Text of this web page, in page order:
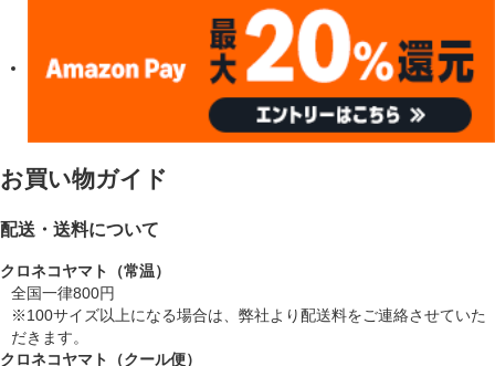
お買い物ガイド
配送・送料について
クロネコヤマト（常温）
全国一律800円
※100サイズ以上になる場合は、弊社より配送料をご連絡させていた
だきます。
クロネコヤマト（クール便）